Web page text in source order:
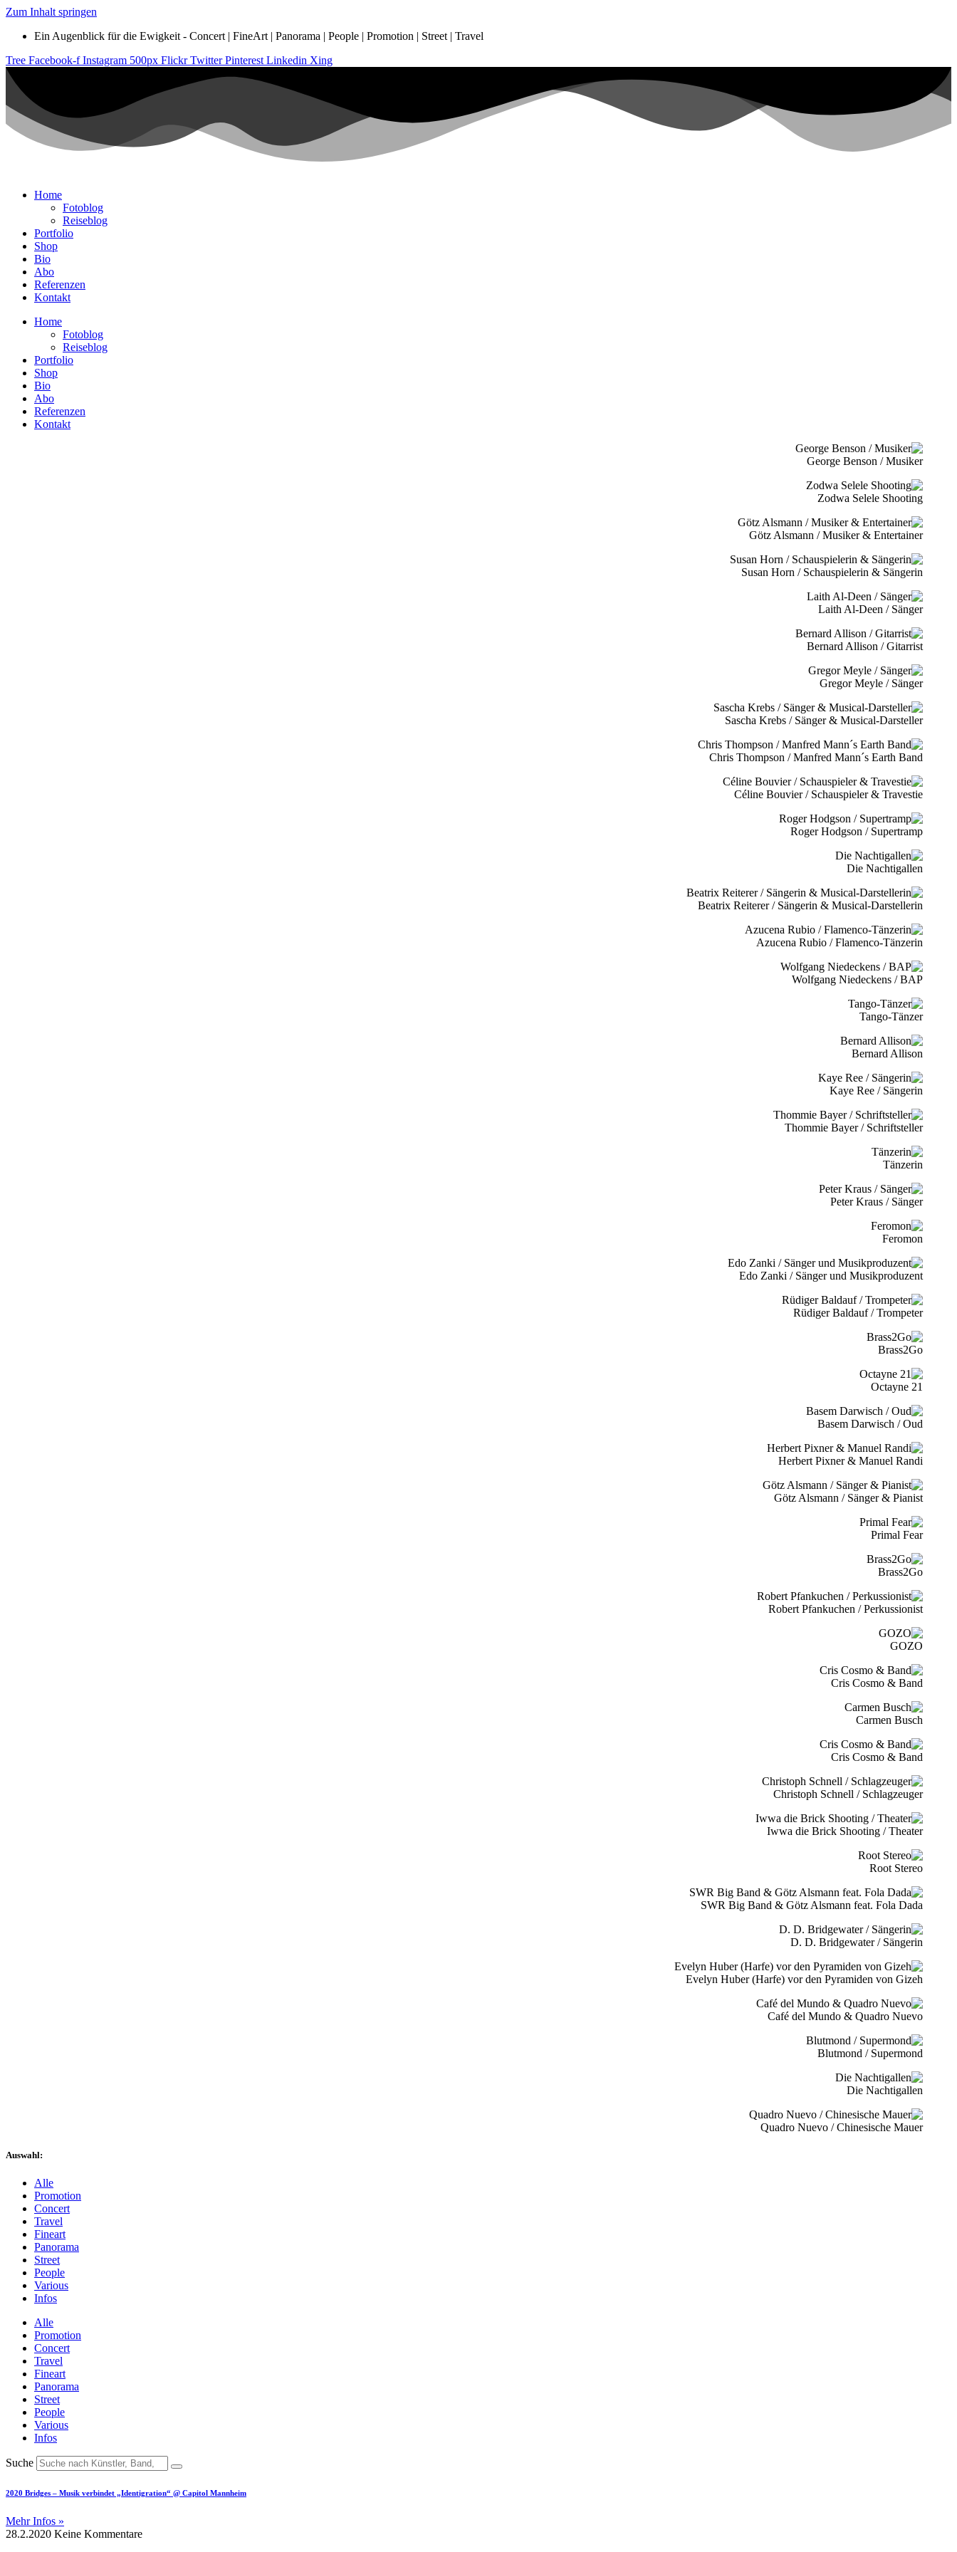
Zum Inhalt springen
Ein Augenblick für die Ewigkeit - Concert | FineArt | Panorama | People | Promotion | Street | Travel
Tree Facebook-f Instagram 500px Flickr Twitter Pinterest Linkedin Xing
Home
Fotoblog
Reiseblog
Portfolio
Shop
Bio
Abo
Referenzen
Kontakt
Home
Fotoblog
Reiseblog
Portfolio
Shop
Bio
Abo
Referenzen
Kontakt
George Benson / Musiker
Zodwa Selele Shooting
Götz Alsmann / Musiker & Entertainer
Susan Horn / Schauspielerin & Sängerin
Laith Al-Deen / Sänger
Bernard Allison / Gitarrist
Gregor Meyle / Sänger
Sascha Krebs / Sänger & Musical-Darsteller
Chris Thompson / Manfred Mann´s Earth Band
Céline Bouvier / Schauspieler & Travestie
Roger Hodgson / Supertramp
Die Nachtigallen
Beatrix Reiterer / Sängerin & Musical-Darstellerin
Azucena Rubio / Flamenco-Tänzerin
Wolfgang Niedeckens / BAP
Tango-Tänzer
Bernard Allison
Kaye Ree / Sängerin
Thommie Bayer / Schriftsteller
Tänzerin
Peter Kraus / Sänger
Feromon
Edo Zanki / Sänger und Musikproduzent
Rüdiger Baldauf / Trompeter
Brass2Go
21 Octayne
Basem Darwisch / Oud
Herbert Pixner & Manuel Randi
Götz Alsmann / Sänger & Pianist
Primal Fear
Brass2Go
Robert Pfankuchen / Perkussionist
GOZO
Cris Cosmo & Band
Carmen Busch
Cris Cosmo & Band
Christoph Schnell / Schlagzeuger
Iwwa die Brick Shooting / Theater
Root Stereo
SWR Big Band & Götz Alsmann feat. Fola Dada
D. D. Bridgewater / Sängerin
Evelyn Huber (Harfe) vor den Pyramiden von Gizeh
Café del Mundo & Quadro Nuevo
Blutmond / Supermond
Die Nachtigallen
Quadro Nuevo / Chinesische Mauer
Auswahl:
Alle
Promotion
Concert
Travel
Fineart
Panorama
Street
People
Various
Infos
Alle
Promotion
Concert
Travel
Fineart
Panorama
Street
People
Various
Infos
Suche
2020 Bridges – Musik verbindet „Identigration“ @ Capitol Mannheim
Mehr Infos »
28.2.2020 Keine Kommentare